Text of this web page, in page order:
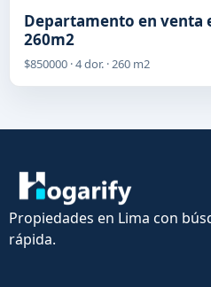
Departamento en venta
260m2
$850000 · 4 dor. · 260 m2
Propiedades en Lima con
rápida.